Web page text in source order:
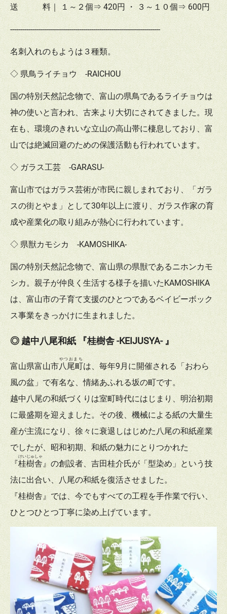
送 料｜ １～２個⇒ 420円 ・ ３～１０個⇒ 600円
--------------------------------------------------------------------------
名刺入れのもようは３種類。
◇ 県鳥ライチョウ -RAICHOU
国の特別天然記念物で、富山の県鳥であるライチョウは
神の使いと言われ、古来より大切にされてきました。現
在も、環境のきれいな立山の高山帯に棲息しており、富
山では絶滅回避のための保護活動も行われています。
◇ ガラス工芸 -GARASU-
富山市ではガラス芸術が市民に親しまれており、「ガラ
スの街とやま」として30年以上に渡り、ガラス作家の育
成や産業化の取り組みが熱心に行われています。
◇ 県獣カモシカ -KAMOSHIKA-
国の特別天然記念物で、富山県の県獣であるニホンカモ
シカ。親子が仲良く生活する様子を描いたKAMOSHIKA
は、富山市の子育て支援のひとつであるベイビーボック
ス事業をきっかけに生まれました。
◎ 越中八尾和紙 『桂樹舎 -KEIJUSYA- 』
富山県富山市八尾町
やつおまち
は、毎年9月に開催される「おわら
風の盆」で有名な、情緒あふれる坂の町です。
越中八尾の和紙づくりは室町時代にはじまり、明治初期
に最盛期を迎えました。その後、機械による紙の大量生
産が主流になり、徐々に衰退しはじめた八尾の和紙産業
でしたが、昭和初期、和紙の魅力にとりつかれた
『桂樹舎
けいじゅしゃ
』の創設者、吉田桂介氏が「型染め」という技
法に出合い、八尾の和紙を復活させました。
『桂樹舎』では、今でもすべての工程を手作業で行い、
ひとつひとつ丁寧に染め上げています。